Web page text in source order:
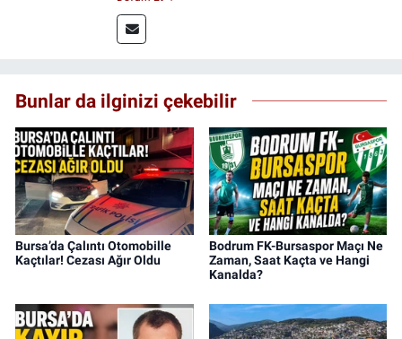
Bunlar da ilginizi çekebilir
Bursa’da Çalıntı Otomobille
Kaçtılar! Cezası Ağır Oldu
Bodrum FK-Bursaspor Maçı Ne
Zaman, Saat Kaçta ve Hangi
Kanalda?